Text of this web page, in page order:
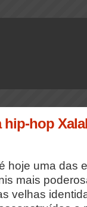
hip-hop
hoje uma das
mais
velhas